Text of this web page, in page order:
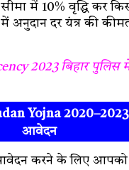
में 10% वृद्धि कर
में अनुदान दर यंत्र की
2023 बिहार पुलिस
Yojna
आवेदन
करने के लिए